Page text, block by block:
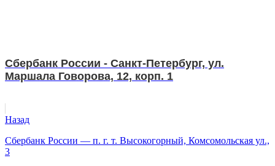
Сбербанк России - Санкт-Петербург, ул.
Маршала Говорова, 12, корп. 1
Назад
Сбербанк России — п. г. т. Высокогорный, Комсомольская ул.,
3